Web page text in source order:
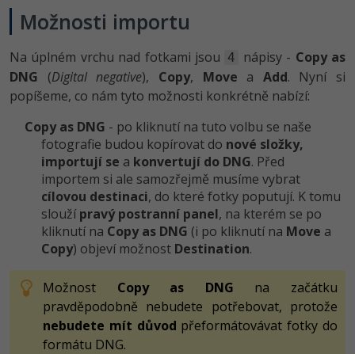
Možnosti importu
Na úplném vrchu nad fotkami jsou 4 nápisy - Copy as
DNG (Digital negative), Copy, Move a Add. Nyní si
popíšeme, co nám tyto možnosti konkrétně nabízí:
Copy as DNG - po kliknutí na tuto volbu se naše
fotografie budou kopírovat do nové složky,
importují se a konvertují do DNG. Před
importem si ale samozřejmě musíme vybrat
cílovou destinaci, do které fotky poputují. K tomu
sloužípravý postranní panel, na kterém se po
kliknutí na Copy as DNG (i po kliknutí na Move a
Copy) objeví možnost Destination.
Možnost Copy as DNG na začátku
pravděpodobně nebudete potřebovat, protože
nebudete mít důvod přeformátovávat fotky do
formátu DNG.